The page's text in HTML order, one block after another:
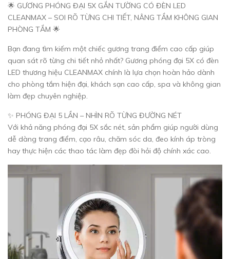
🌟 GƯƠNG PHÓNG ĐẠI 5X GẮN TƯỜNG CÓ ĐÈN LED
CLEANMAX – SOI RÕ TỪNG CHI TIẾT, NÂNG TẦM KHÔNG GIAN
PHÒNG TẮM 🌟
Bạn đang tìm kiếm một chiếc gương trang điểm cao cấp giúp
quan sát rõ từng chi tiết nhỏ nhất? Gương phóng đại 5X có đèn
LED thương hiệu CLEANMAX chính là lựa chọn hoàn hảo dành
cho phòng tắm hiện đại, khách sạn cao cấp, spa và không gian
làm đẹp chuyên nghiệp.
✨ PHÓNG ĐẠI 5 LẦN – NHÌN RÕ TỪNG ĐƯỜNG NÉT
Với khả năng phóng đại 5X sắc nét, sản phẩm giúp người dùng
dễ dàng trang điểm, cạo râu, chăm sóc da, đeo kính áp tròng
hay thực hiện các thao tác làm đẹp đòi hỏi độ chính xác cao.